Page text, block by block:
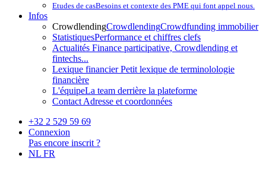
Etudes de casBesoins et contexte des PME qui font appel nous.
Infos
CrowdlendingCrowdlendingCrowdfunding immobilier
StatistiquesPerformance et chiffres clefs
Actualités Finance participative, Crowdlending et
fintechs...
Lexique financierPetit lexique de terminolologie
financière
L'équipeLa team derrière la plateforme
Contact Adresse et coordonnées
+32 2 529 59 69
Connexion
Pas encore inscrit ?
NL FR